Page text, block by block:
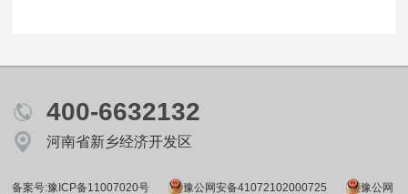
400-6632132
河南省新乡经济开发区
备案号:豫ICP备11007020号 豫公网安备41072102000725 豫公网